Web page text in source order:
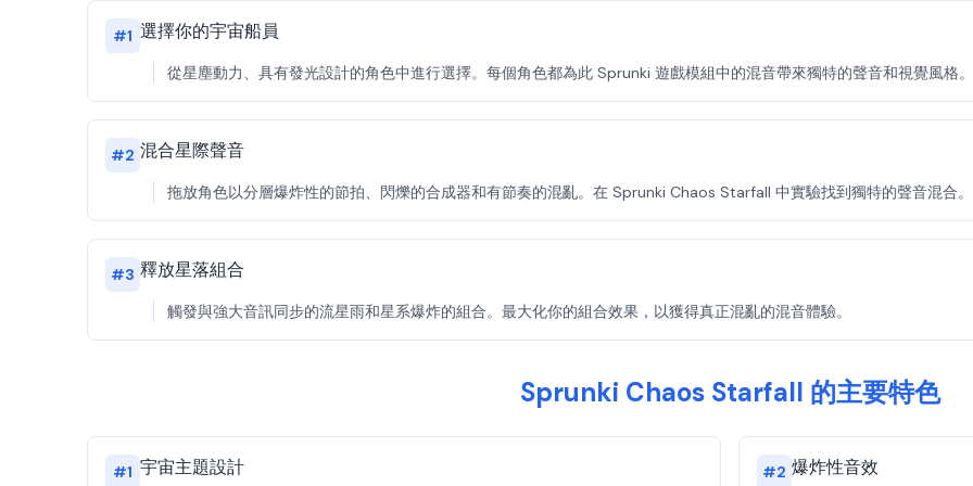
#1 選擇你的宇宙船員
從星塵動力、具有發光設計的角色中進行選擇。每個角色都為此 Sprunki 遊戲模組中的混音帶來獨特的聲音和視覺風格。
#2 混合星際聲音
拖放角色以分層爆炸性的節拍、閃爍的合成器和有節奏的混亂。在 Sprunki Chaos Starfall 中實驗找到獨特的聲音混合。
#3 釋放星落組合
觸發與強大音訊同步的流星雨和星系爆炸的組合。最大化你的組合效果，以獲得真正混亂的混音體驗。
Sprunki Chaos Starfall 的主要特色
#1 宇宙主題設計 #2 爆炸性音效